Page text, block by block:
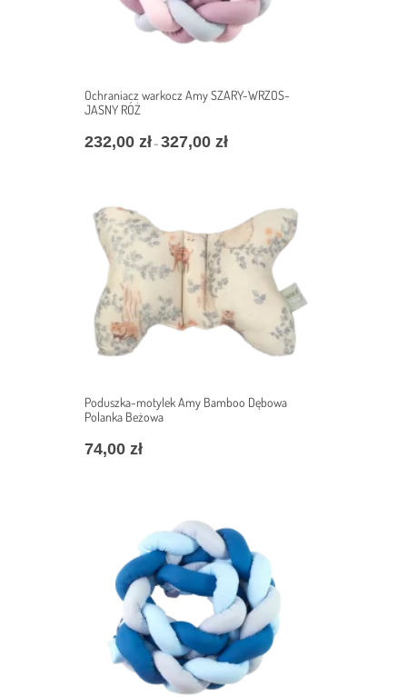
Ochraniacz warkocz Amy SZARY-WRZOS-
JASNY RÓŻ
232,00 zł– 327,00 złZakres
327,00 zł
Poduszka-motylek Amy Bamboo Dębowa
Polanka Beżowa
74,00 zł